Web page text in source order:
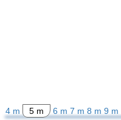
4 m 5 m 6 m 7 m 8 m 9 m